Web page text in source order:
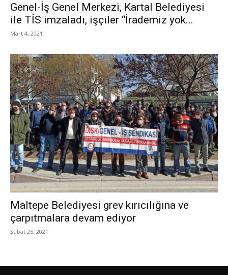
Genel-İş Genel Merkezi, Kartal Belediyesi
ile TİS imzaladı, işçiler “İrademiz yok...
Mart 4, 2021
Maltepe Belediyesi grev kırıcılığına ve
çarpıtmalara devam ediyor
Şubat 25, 2021